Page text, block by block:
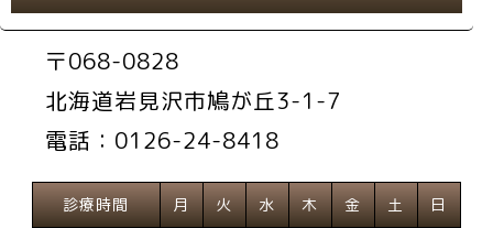
〒068-0828
北海道岩見沢市鳩が丘3-1-7
電話：0126-24-8418
診療時間 月 火 水 木 金 土 日